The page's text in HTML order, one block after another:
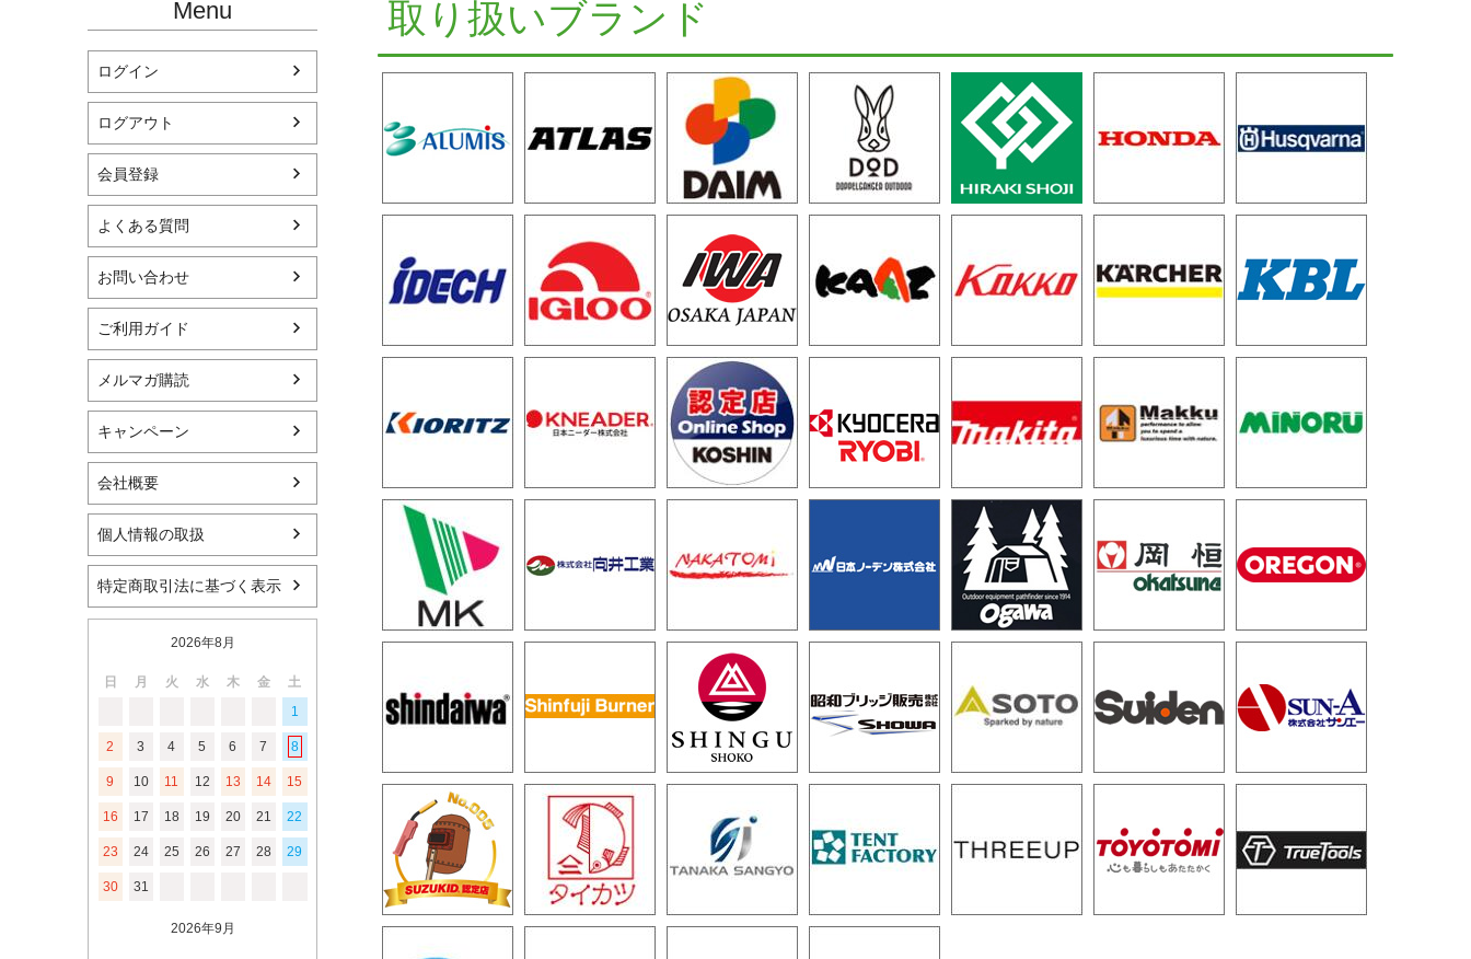
Menu
ログイン
ログアウト
会員登録
よくある質問
お問い合わせ
ご利用ガイド
メルマガ購読
キャンペーン
会社概要
個人情報の取扱
特定商取引法に基づく表示
2026年8月
日 月 火 水 木 金
土
1
2 3 4 5 6 7 8
9 10 11 12 13 14 15
16 17 18 19 20 21 22
23 24 25 26 27 28 29
30 31
2026年9月
取り扱いブランド